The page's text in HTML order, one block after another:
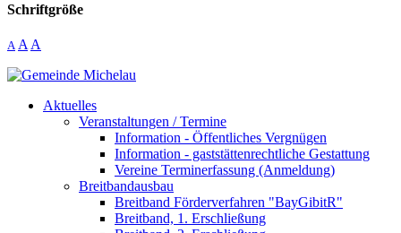
Schriftgröße
A A A
Aktuelles
Veranstaltungen / Termine
Information - Öffentliches Vergnügen
Information - gaststättenrechtliche Gestattung
Vereine Terminerfassung (Anmeldung)
Breitbandausbau
Breitband Förderverfahren "BayGibitR"
Breitband, 1. Erschließung